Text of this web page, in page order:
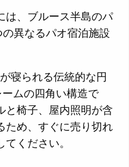
は、ブルース半島のパ
の異なるパオ宿泊施設
寝られる伝統的な円
ムの四角い構造で
と椅子、屋内照明が含
ため、すぐに売り切れ
ください。